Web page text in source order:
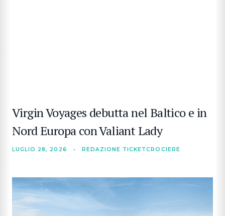
Virgin Voyages debutta nel Baltico e in
Nord Europa con Valiant Lady
LUGLIO 28, 2026 • REDAZIONE TICKETCROCIERE